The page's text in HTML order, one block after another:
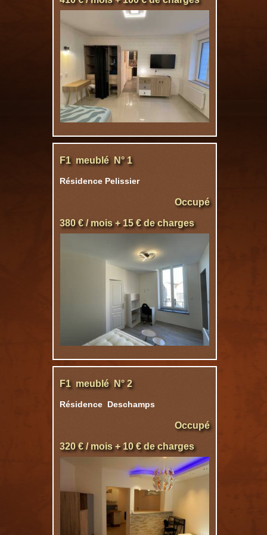
F1 meublé N° 1
Résidence Pelissier
Occupé
380 € / mois + 15 € de charges
F1 meublé N° 2
Résidence Deschamps
Occupé
320 € / mois + 10 € de charges